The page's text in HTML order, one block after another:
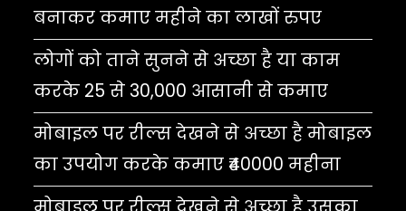
बनाकर कमाए महीने का लाखों रुपए
लोगों को ताने सुनने से अच्छा है या काम
करके 25 से 30,000 आसानी से कमाए
मोबाइल पर रील्स देखने से अच्छा है मोबाइल
का उपयोग करके कमाए ₹40000 महीना